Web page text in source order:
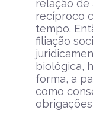
relação
recíproco
tempo.
filiação
biológica,
forma, a
como